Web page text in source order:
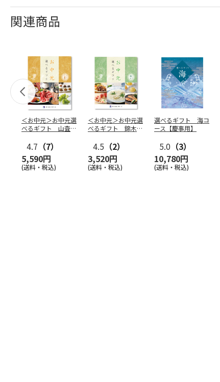
関連商品
＜お中元＞お中元選
べるギフト 山査子
4.7 （7）
5,590円
(送料・税込)
＜お中元＞お中元選
べるギフト 錦木コ
4.5 （2）
3,520円
(送料・税込)
選べるギフト 海コ
ース【慶事用】
5.0 （3）
10,780円
(送料・税込)